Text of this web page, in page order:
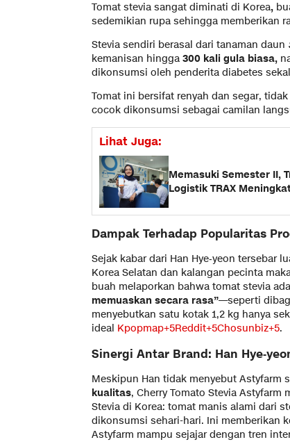
Tomat stevia sangat diminati di Korea,
sedemikian rupa sehingga memberikan
Stevia sendiri berasal dari tanaman daun
kemanisan hingga 300 kali gula biasa,
dikonsumsi oleh penderita diabetes
Tomat ini bersifat renyah dan segar,
cocok dikonsumsi sebagai camilan
Lihat Juga:
Memasuki Semester II,
Logistik TRAX
Dampak Terhadap Popularitas
Sejak kabar dari Han Hye‑yeon tersebar
Korea Selatan dan kalangan pecinta
buah melaporkan bahwa tomat stevia
memuaskan secara rasa”—seperti
menyebutkan satu kotak 1,2 kg hanya
ideal Kpopmap+5Reddit+5Chosunbiz+5.
Sinergi Antar Brand: Han
Meskipun Han tidak menyebut Astyfarm
kualitas, Cherry Tomato Stevia Astyfarm
Stevia di Korea: tomat manis alami dari
dikonsumsi sehari-hari. Ini memberikan
Astyfarm mampu sejajar dengan tren